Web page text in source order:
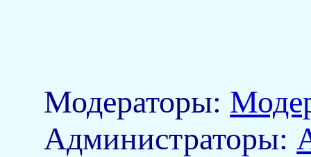
Модераторы:
Aдминистраторы: